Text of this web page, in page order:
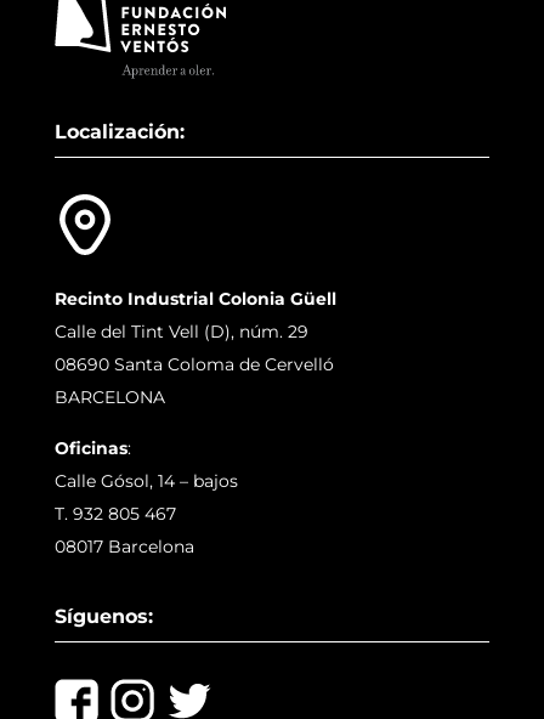
Localización:
Recinto Industrial Colonia Güell
Calle del Tint Vell (D), núm. 29
08690 Santa Coloma de Cervelló
BARCELONA
Oficinas:
Calle Gósol, 14 – bajos
T. 932 805 467
08017 Barcelona
Síguenos: